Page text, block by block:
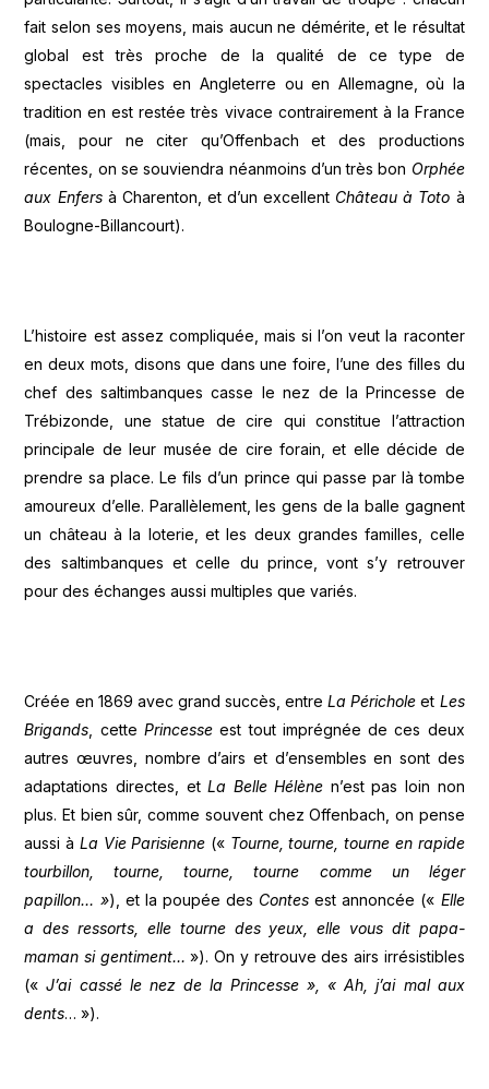
fait selon ses moyens, mais aucun ne démérite, et le résultat
global est très proche de la qualité de ce type de
spectacles visibles en Angleterre ou en Allemagne, où la
tradition en est restée très vivace contrairement à la France
(mais, pour ne citer qu’Offenbach et des productions
récentes, on se souviendra néanmoins d’un très bon Orphée
aux Enfersà Charenton, et d’un excellent Château à Toto à
Boulogne-Billancourt).
L’histoire est assez compliquée, mais si l’on veut la raconter
en deux mots, disons que dans une foire, l’une des filles du
chef des saltimbanques casse le nez de la Princesse de
Trébizonde, une statue de cire qui constitue l’attraction
principale de leur musée de cire forain, et elle décide de
prendre sa place. Le fils d’un prince qui passe par là tombe
amoureux d’elle. Parallèlement, les gens de la balle gagnent
un château à la loterie, et les deux grandes familles, celle
des saltimbanques et celle du prince, vont s’y retrouver
pour des échanges aussi multiples que variés.
Créée en 1869 avec grand succès, entreLa Périchole et Les
Brigands , cette Princesseest tout imprégnée de ces deux
autres œuvres, nombre d’airs et d’ensembles en sont des
adaptations directes, etLa Belle Hélène n’est pas loin non
plus. Et bien sûr, comme souvent chez Offenbach, on pense
aussi à La Vie Parisienne (« Tourne, tourne, tourne en rapide
tourbillon, tourne, tourne, tourne comme un léger
papillon… »), et la poupée des Contes est annoncée (« Elle
a des ressorts, elle tourne des yeux, elle vous dit papa-
maman si gentiment… »). On y retrouve des airs irrésistibles
(«J’ai cassé le nez de la Princesse », « Ah, j’ai mal aux
dents… »).